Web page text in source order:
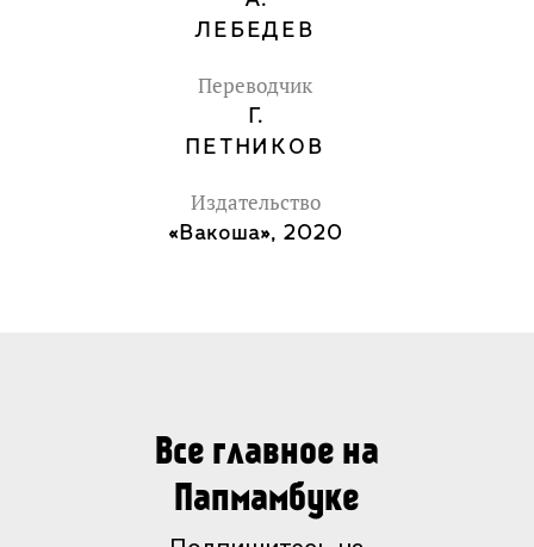
ЛЕБЕДЕВ
Переводчик
Г.
ПЕТНИКОВ
Издательство
«Вакоша», 2020
Все главное на
Папмамбуке